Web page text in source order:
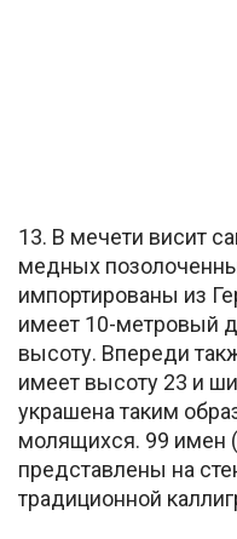
13. В мечети висит
медных
импортированы из
имеет 10-метровый
высоту. Впереди
имеет высоту 23 и
украшена таким
молящихся. 99 имен
представлены на
традиционной